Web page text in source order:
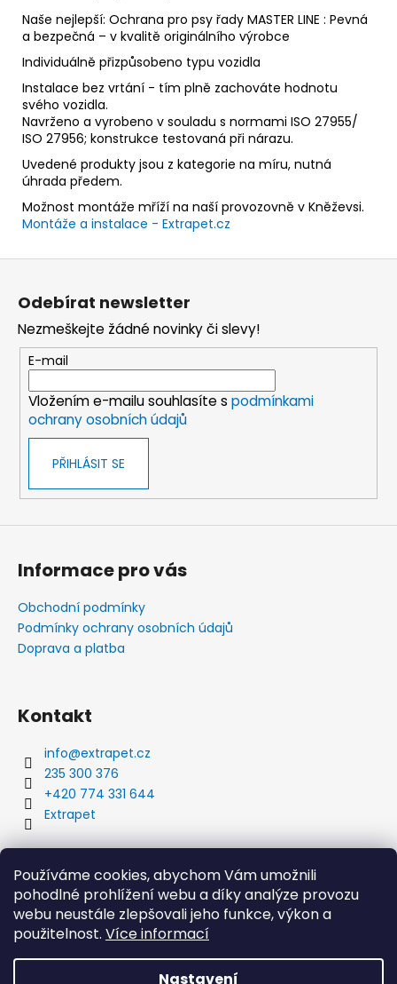
Používáme cookies, abychom Vám umožnili
pohodlné prohlížení webu a díky analýze provozu
webu neustále zlepšovali jeho funkce, výkon a
použitelnost. Více informací
Nastavení
Naše nejlepší: Ochrana pro psy řady MASTER LINE : Pevná
a bezpečná – v kvalitě originálního výrobce
Individuálně přizpůsobeno typu vozidla
Instalace bez vrtání - tím plně zachováte hodnotu
svého vozidla.
Navrženo a vyrobeno v souladu s normami ISO 27955/
ISO 27956; konstrukce testovaná při nárazu.
Uvedené produkty jsou z kategorie na míru, nutná
úhrada předem.
Možnost montáže mříží na naší provozovně v Kněževsi.
Montáže a instalace - Extrapet.cz
Z
Odebírat newsletter
Nezmeškejte žádné novinky či slevy!
E-mail
Vložením e-mailu souhlasíte s podmínkami
ochrany osobních údajů
PŘIHLÁSIT SE
Informace pro vás
Obchodní podmínky
Podmínky ochrany osobních údajů
Doprava a platba
Kontakt
info@extrapet.cz
235 300 376
+420 774 331 644
Extrapet
Vyhledávání